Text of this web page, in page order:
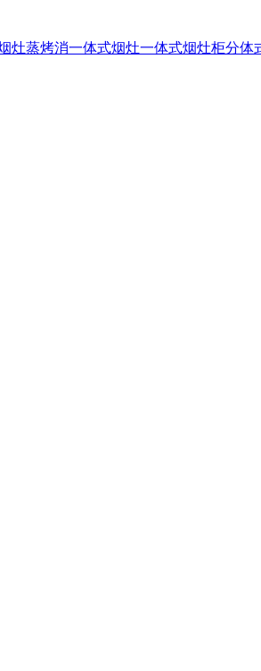
灶蒸烤消一体式烟灶一体式烟灶柜分体